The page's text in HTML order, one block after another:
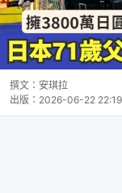
撰文： 安琪拉
出版： 2026-06-22 22:19